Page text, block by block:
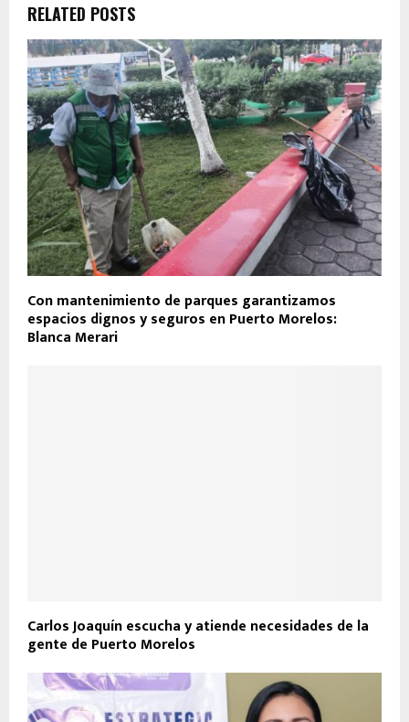
RELATED POSTS
Con mantenimiento de parques garantizamos
espacios dignos y seguros en Puerto Morelos:
Blanca Merari
Carlos Joaquín escucha y atiende necesidades de la
gente de Puerto Morelos